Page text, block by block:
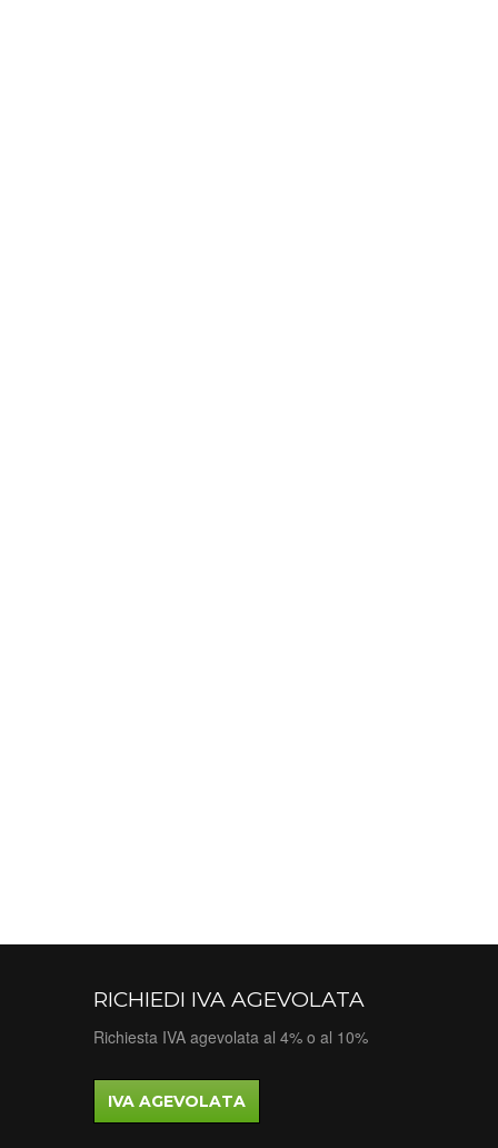
RICHIEDI IVA AGEVOLATA
Richiesta IVA agevolata al 4% o al 10%
IVA AGEVOLATA